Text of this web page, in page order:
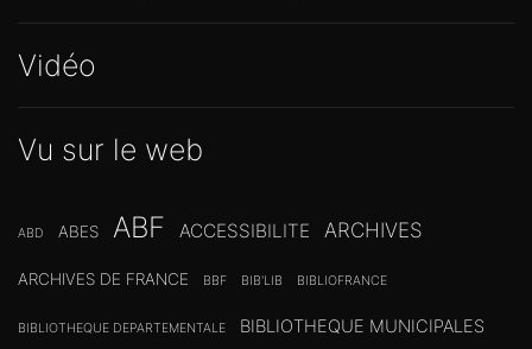
Vidéo
Vu sur le web
ABD ABES ABF ACCESSIBILITE ARCHIVES
ARCHIVES DE FRANCE BBF BIB'LIB BIBLIOFRANCE
BIBLIOTHEQUE DEPARTEMENTALE BIBLIOTHEQUE MUNICIPALES